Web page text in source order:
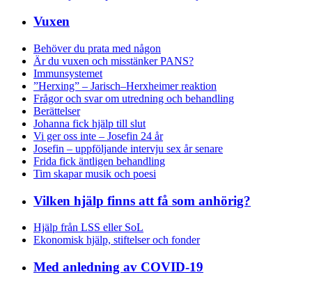
Vuxen
Behöver du prata med någon
Är du vuxen och misstänker PANS?
Immunsystemet
”Herxing” – Jarisch–Herxheimer reaktion
Frågor och svar om utredning och behandling
Berättelser
Johanna fick hjälp till slut
Vi ger oss inte – Josefin 24 år
Josefin – uppföljande intervju sex år senare
Frida fick äntligen behandling
Tim skapar musik och poesi
Vilken hjälp finns att få som anhörig?
Hjälp från LSS eller SoL
Ekonomisk hjälp, stiftelser och fonder
Med anledning av COVID-19